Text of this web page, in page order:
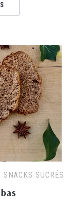
SNACKS SUCRÉS